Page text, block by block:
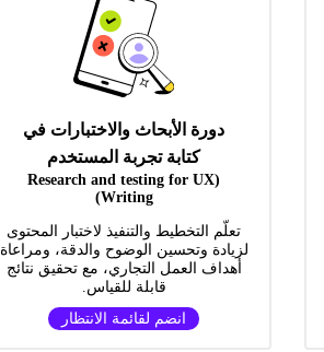
دورة الأبحاث والاختبارات في
كتابة تجربة المستخدم
(Research and testing for UX
Writing)
تعلّم التخطيط والتنفيذ لاختبار المحتوى
لزيادة وتحسين الوضوح والدقة، ومراعاة
أهداف العمل التجاري، مع تحقيق نتائج
قابلة للقياس.
انضم لقائمة الانتظار